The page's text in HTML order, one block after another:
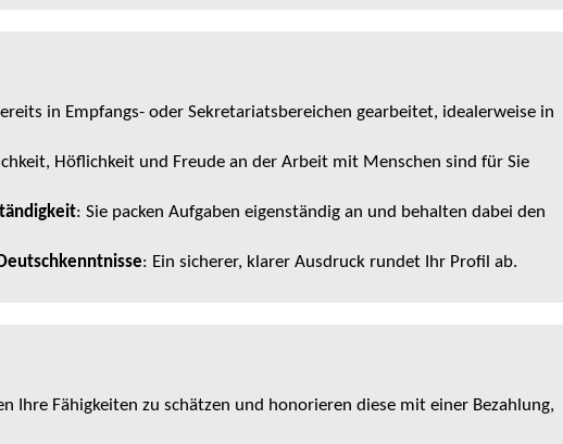
in Empfangs- oder Sekretariatsbereichen gearbeitet, idealerweise in
Höflichkeit und Freude an der Arbeit mit Menschen sind für Sie
: Sie packen Aufgaben eigenständig an und behalten dabei den
: Ein sicherer, klarer Ausdruck rundet Ihr Profil ab.
Ihre Fähigkeiten zu schätzen und honorieren diese mit einer Bezahlung,